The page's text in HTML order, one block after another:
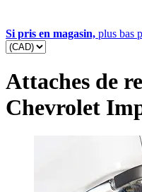
Si pris en magasin, plus bas
Attaches de
Chevrolet